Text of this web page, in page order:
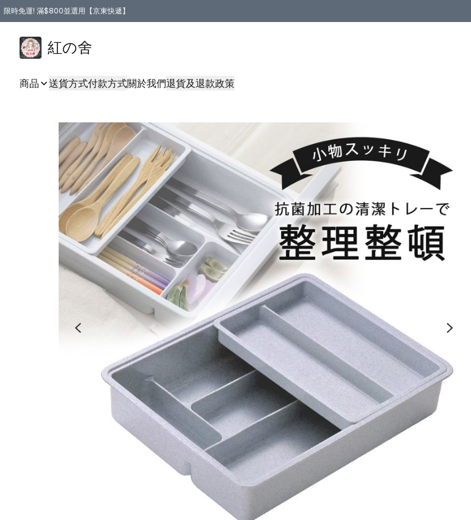
限時免運! 滿$800並選用【京東快遞】
紅の舍
商品 送貨方式付款方式關於我們退貨及退款政策